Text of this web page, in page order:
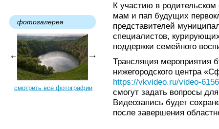
фотогалерея
смотреть все фотографии
К участию в
мам и пап будущих
представителей
специалистов,
поддержки семейного
Трансляция мероприятия
нижегородского центра
https://vkvideo.ru/video-
смогут задать вопросы
Видеозапись будет
после завершения